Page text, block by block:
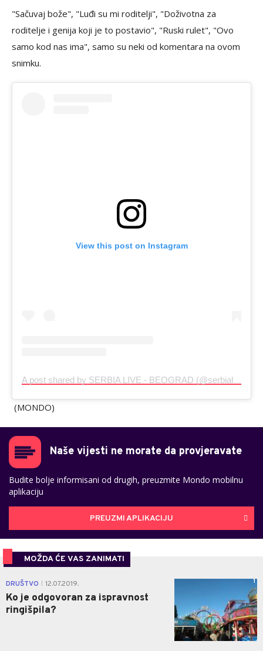
"Sačuvaj bože", "Luđi su mi roditelji", "Doživotna za
roditelje i genija koji je to postavio", "Ruski rulet", "Ovo
samo kod nas ima", samo su neki od komentara na ovom
snimku.
View this post on Instagram
(MONDO)
Naše vijesti ne morate da provjeravate
Budite bolje informisani od drugih, preuzmite Mondo mobilnu
aplikaciju
PREUZMI APLIKACIJU
MOŽDA ĆE VAS ZANIMATI
DRUŠTVO 12.07.2019.
Ko je odgovoran za ispravnost
ringišpila?
1